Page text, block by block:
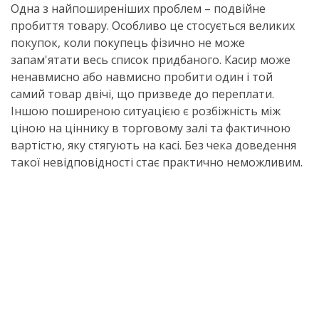
Одна з найпоширеніших проблем – подвійне
пробиття товару. Особливо це стосується великих
покупок, коли покупець фізично не може
запам'ятати весь список придбаного. Касир може
ненавмисно або навмисно пробити один і той
самий товар двічі, що призведе до переплати.
Іншою поширеною ситуацією є розбіжність між
ціною на ціннику в торговому залі та фактичною
вартістю, яку стягують на касі. Без чека доведення
такої невідповідності стає практично неможливим.